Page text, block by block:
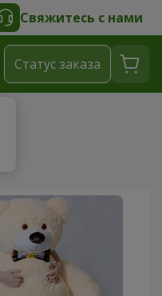
Свяжитесь с нами
Cтатус заказа